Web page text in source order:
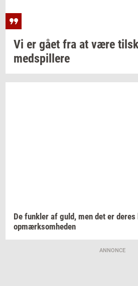
Vi er gået fra at være
med­spil­le­re
De funk­ler af guld, men det er deres
op­mærk­som­he­den
ANNONCE